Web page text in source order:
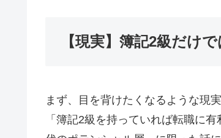
【現実】簿記2級だけ
まず、目を背けたくなるような現
「簿記2級を持っていれば転職に